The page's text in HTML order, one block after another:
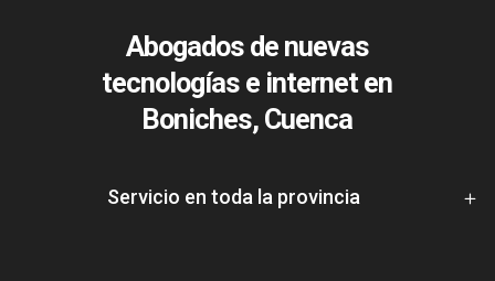
Abogados de nuevas
tecnologías e internet en
Boniches, Cuenca
Servicio en toda la provincia